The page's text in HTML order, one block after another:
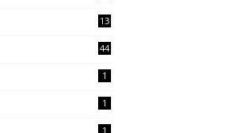
13
44
1
1
1